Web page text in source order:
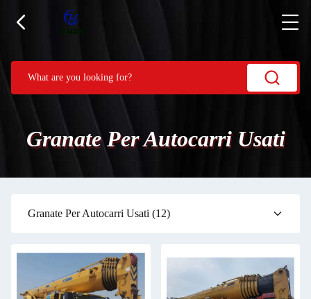
Granate Per Autocarri Usati
Granate Per Autocarri Usati (12)